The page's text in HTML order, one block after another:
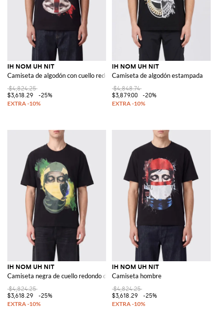
IH NOM UH NIT
Camiseta de algodón con cuello redondo, estampado gráfico y eslogan
$4,824.25
$3,618.29
-25%
IH NOM UH NIT
Camiseta de algodón estampada
$4,848.74
$3,879.00
-20%
IH NOM UH NIT
Camiseta negra de cuello redondo de algodón con estampado y eslogan
$4,824.25
$3,618.29
-25%
IH NOM UH NIT
Camiseta hombre
$4,824.25
$3,618.29
-25%